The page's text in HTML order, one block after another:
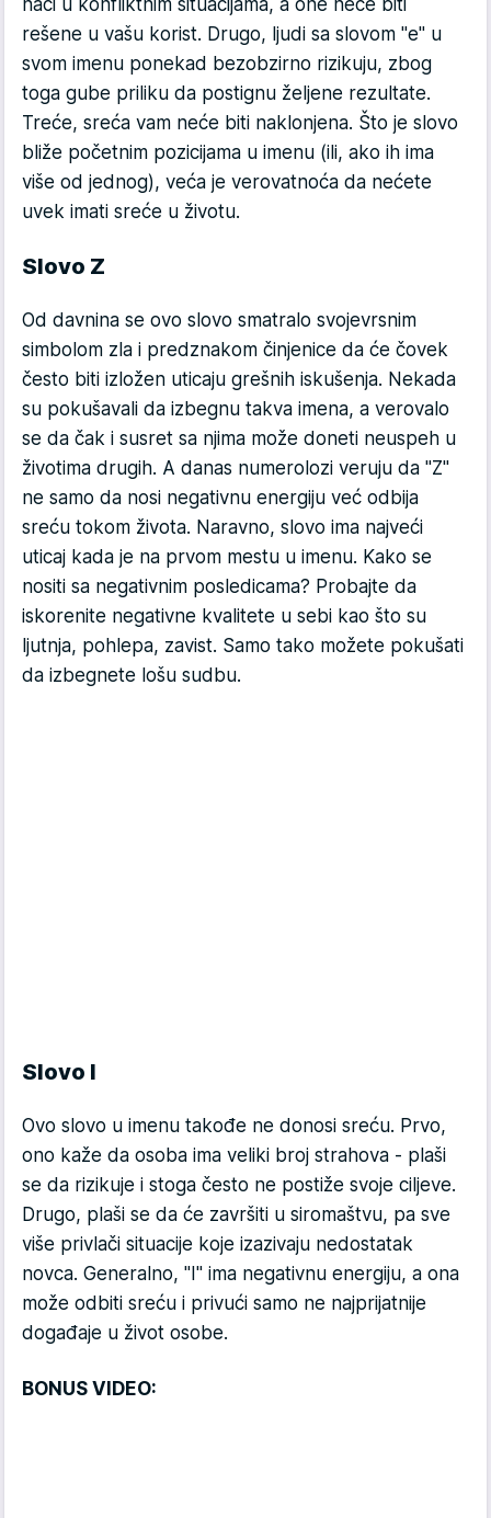
rešene u vašu korist. Drugo, ljudi sa slovom "e" u
svom imenu ponekad bezobzirno rizikuju, zbog
toga gube priliku da postignu željene rezultate.
Treće, sreća vam neće biti naklonjena. Što je slovo
bliže početnim pozicijama u imenu (ili, ako ih ima
više od jednog), veća je verovatnoća da nećete
uvek imati sreće u životu.
Slovo Z
Od davnina se ovo slovo smatralo svojevrsnim
simbolom zla i predznakom činjenice da će čovek
često biti izložen uticaju grešnih iskušenja. Nekada
su pokušavali da izbegnu takva imena, a verovalo
se da čak i susret sa njima može doneti neuspeh u
životima drugih. A danas numerolozi veruju da "Z"
ne samo da nosi negativnu energiju već odbija
sreću tokom života. Naravno, slovo ima najveći
uticaj kada je na prvom mestu u imenu. Kako se
nositi sa negativnim posledicama? Probajte da
iskorenite negativne kvalitete u sebi kao što su
ljutnja, pohlepa, zavist. Samo tako možete pokušati
da izbegnete lošu sudbu.
Slovo I
Ovo slovo u imenu takođe ne donosi sreću. Prvo,
ono kaže da osoba ima veliki broj strahova - plaši
se da rizikuje i stoga često ne postiže svoje ciljeve.
Drugo, plaši se da će završiti u siromaštvu, pa sve
više privlači situacije koje izazivaju nedostatak
novca. Generalno, "I" ima negativnu energiju, a ona
može odbiti sreću i privući samo ne najprijatnije
događaje u život osobe.
BONUS VIDEO: